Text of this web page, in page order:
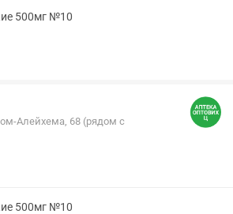
500мг №10
Алейхема, 68 (рядом с
500мг №10